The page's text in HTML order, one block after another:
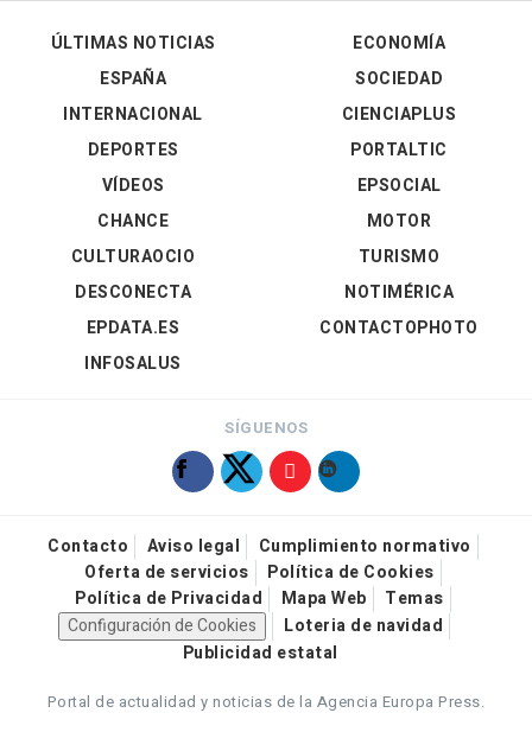
ÚLTIMAS NOTICIAS
ESPAÑA
INTERNACIONAL
DEPORTES
VÍDEOS
ECONOMÍA
SOCIEDAD
CIENCIAPLUS
PORTALTIC
EPSOCIAL
CHANCE
CULTURAOCIO
DESCONECTA
EPDATA.ES
INFOSALUS
MOTOR
TURISMO
NOTIMÉRICA
CONTACTOPHOTO
SÍGUENOS
Contacto Aviso legal
Cumplimiento normativo
Oferta de servicios
Política de Cookies
Política de Privacidad
Mapa Web
Temas
Configuración de Cookies
Loteria de navidad
Publicidad estatal
Portal de actualidad y noticias de la Agencia Europa Press.